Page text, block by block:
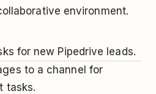
environment.
for new Pipedrive leads.
to a channel for
tasks.